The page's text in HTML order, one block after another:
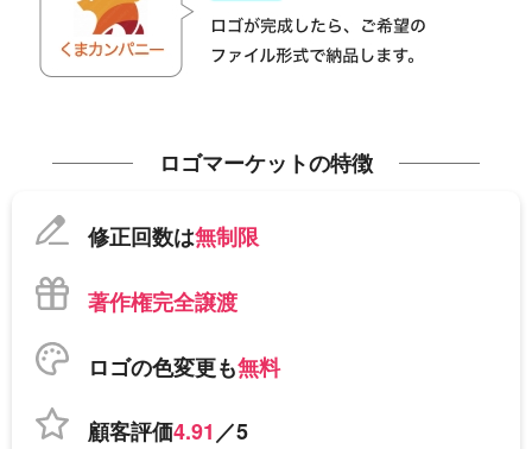
ロゴマーケットの特徴
修正回数は無制限
著作権完全譲渡
ロゴの色変更も無料
顧客評価4.91／5